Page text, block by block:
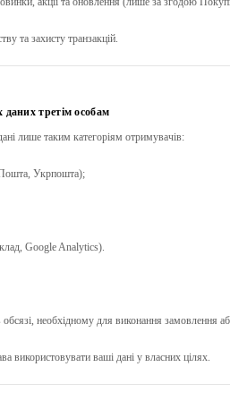
та захисту транзакцій.
третім особам
лише таким категоріям отримувачів:
Укрпошта);
Google Analytics).
необхідному для виконання замовлення
використовувати ваші дані у власних цілях.